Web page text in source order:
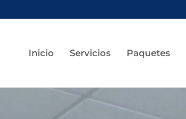
Inicio Servicios Paquetes